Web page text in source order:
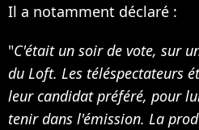
Il a notamment déclaré :​
"C'était un soir de vote, sur
du Loft. Les télé­spec­ta­teurs
leur candi­dat préféré, pour
te­nir dans l'émis­sion. La